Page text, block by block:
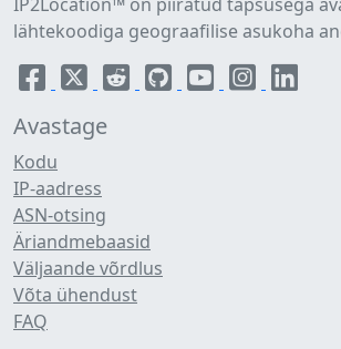
IP2Location™ on piiratud täpsusega
lähtekoodiga geograafilise asukoha
Avastage
Kodu
IP-aadress
ASN-otsing
Äriandmebaasid
Väljaande võrdlus
Võta ühendust
FAQ